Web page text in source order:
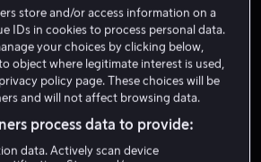
store and/or access information on a
IDs in cookies to process personal data.
your choices by clicking below,
object where legitimate interest is used,
policy page. These choices will be
and will not affect browsing data.
process data to provide:
data. Actively scan device